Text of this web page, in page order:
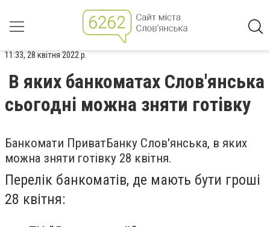
11:33, 28 квітня 2022 р.
В яких банкоматах Слов'янська
сьогодні можна зняти готівку
Банкомати ПриватБанку Слов'янська, в яких
можна зняти готівку 28 квітня.
Перелік банкоматів, де мають бути гроші
28 квітня: